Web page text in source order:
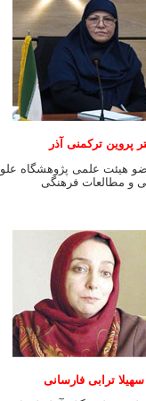
ترکمنی آذر
عضو هیئت علمی پژوهشگاه
و مطالعات فرهنگى
فارسانی